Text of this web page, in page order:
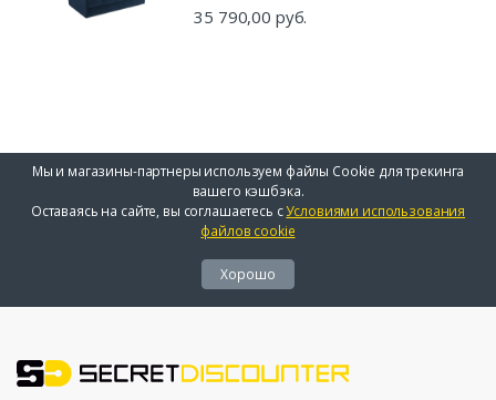
35 790,00 руб.
Мы и магазины-партнеры используем файлы Cookie для трекинга
вашего кэшбэка.
Оставаясь на сайте, вы соглашаетесь сУсловиями использования
файлов cookie
Хорошо